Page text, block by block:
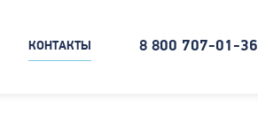
КОНТАКТЫ 8 800 707-01-36